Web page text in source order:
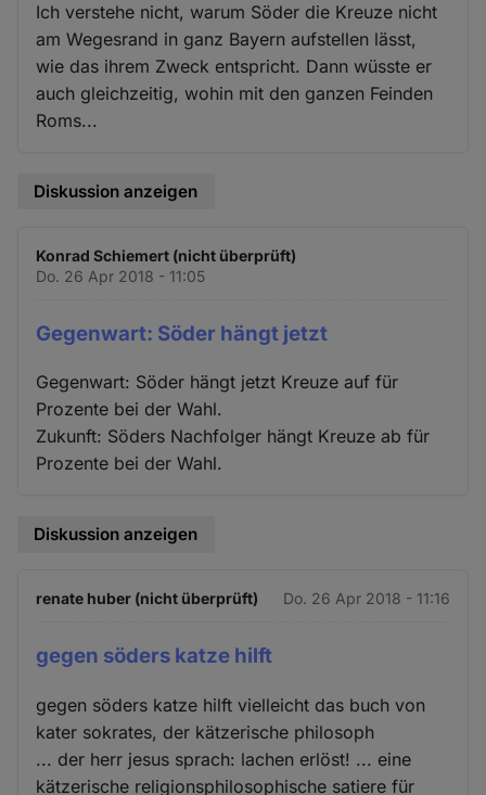
Ich verstehe nicht, warum Söder die Kreuze nicht
am Wegesrand in ganz Bayern aufstellen lässt,
wie das ihrem Zweck entspricht. Dann wüsste er
auch gleichzeitig, wohin mit den ganzen Feinden
Roms...
Diskussion anzeigen
Konrad Schiemert (nicht überprüft)
Do. 26 Apr 2018 - 11:05
Gegenwart: Söder hängt jetzt
Gegenwart: Söder hängt jetzt Kreuze auf für
Prozente bei der Wahl.
Zukunft: Söders Nachfolger hängt Kreuze ab für
Prozente bei der Wahl.
Diskussion anzeigen
renate huber (nicht überprüft) Do. 26 Apr 2018 - 11:16
gegen söders katze hilft
gegen söders katze hilft vielleicht das buch von
kater sokrates, der kätzerische philosoph
... der herr jesus sprach: lachen erlöst! ... eine
kätzerische religionsphilosophische satiere für